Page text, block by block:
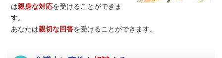
は親身な対応を受けることができま
す。
あなたは親切な回答を受けることができます。